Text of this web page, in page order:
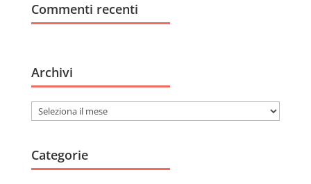
Commenti recenti
Archivi
Archivi
Categorie